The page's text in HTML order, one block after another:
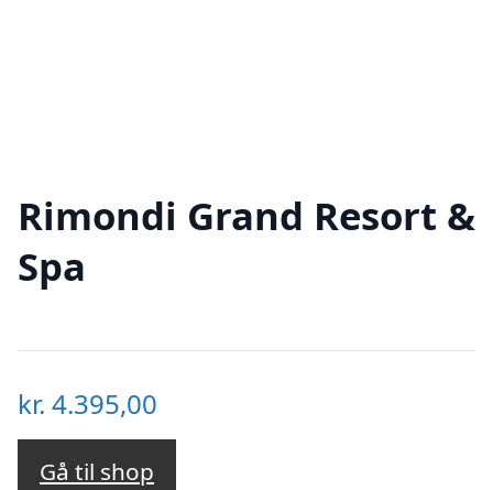
Rimondi Grand Resort &
Spa
kr. 4.395,00
Gå til shop